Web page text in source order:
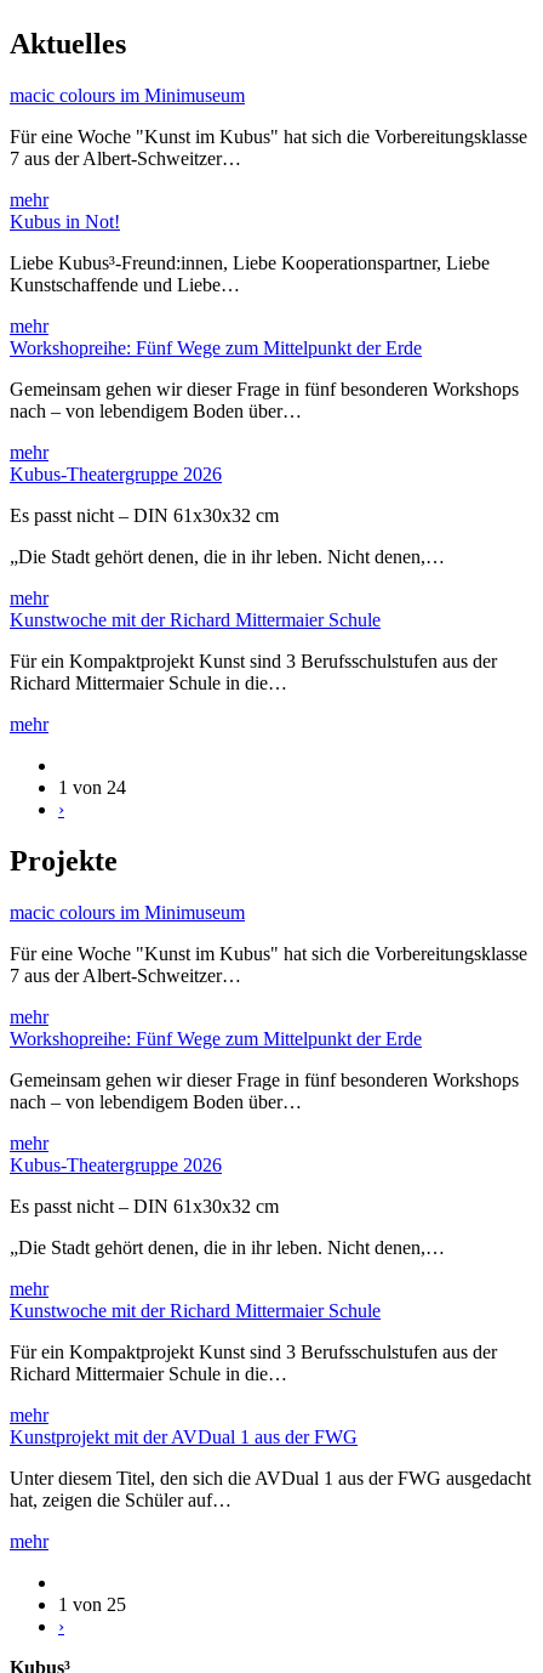
Aktuelles
macic colours im Minimuseum
Für eine Woche "Kunst im Kubus" hat sich die Vorbereitungsklasse
7 aus der Albert-Schweitzer…
mehr
Kubus in Not!
Liebe Kubus³-Freund:innen, Liebe Kooperationspartner, Liebe
Kunstschaffende und Liebe…
mehr
Workshopreihe: Fünf Wege zum Mittelpunkt der Erde
Gemeinsam gehen wir dieser Frage in fünf besonderen Workshops
nach – von lebendigem Boden über…
mehr
Kubus-Theatergruppe 2026
Es passt nicht – DIN 61x30x32 cm
„Die Stadt gehört denen, die in ihr leben. Nicht denen,…
mehr
Kunstwoche mit der Richard Mittermaier Schule
Für ein Kompaktprojekt Kunst sind 3 Berufsschulstufen aus der
Richard Mittermaier Schule in die…
mehr
1 von 24
›
Projekte
macic colours im Minimuseum
Für eine Woche "Kunst im Kubus" hat sich die Vorbereitungsklasse
7 aus der Albert-Schweitzer…
mehr
Workshopreihe: Fünf Wege zum Mittelpunkt der Erde
Gemeinsam gehen wir dieser Frage in fünf besonderen Workshops
nach – von lebendigem Boden über…
mehr
Kubus-Theatergruppe 2026
Es passt nicht – DIN 61x30x32 cm
„Die Stadt gehört denen, die in ihr leben. Nicht denen,…
mehr
Kunstwoche mit der Richard Mittermaier Schule
Für ein Kompaktprojekt Kunst sind 3 Berufsschulstufen aus der
Richard Mittermaier Schule in die…
mehr
Kunstprojekt mit der AVDual 1 aus der FWG
Unter diesem Titel, den sich die AVDual 1 aus der FWG ausgedacht
hat, zeigen die Schüler auf…
mehr
1 von 25
›
Kubus³